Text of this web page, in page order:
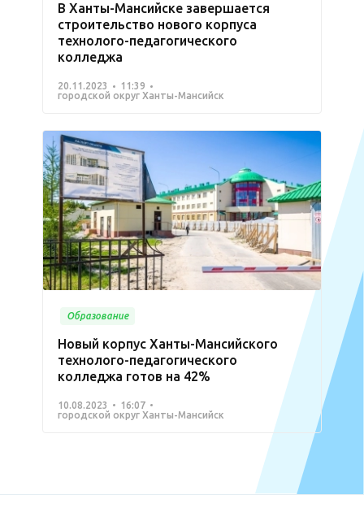
В Ханты-Мансийске завершается
строительство нового корпуса
технолого-педагогического
колледжа
20.11.2023
11:39
городской округ Ханты-Мансийск
Образование
Новый корпус Ханты-Мансийского
технолого-педагогического
колледжа готов на 42%
10.08.2023
16:07
городской округ Ханты-Мансийск